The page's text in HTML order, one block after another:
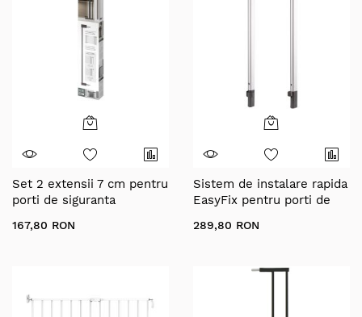
Set 2 extensii 7 cm pentru
porti de siguranta
gri antracit, Reer 46041
167,80 RON
Sistem de instalare rapida
EasyFix pentru porti de
DesignLine, aluminiu, Reer
289,80 RON